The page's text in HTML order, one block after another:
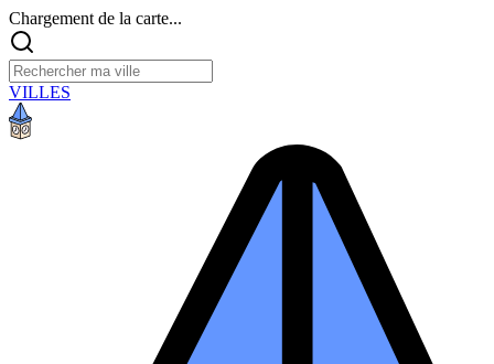
Chargement de la carte...
VILLES